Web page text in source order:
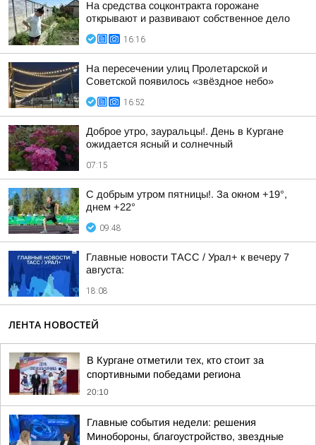
На средства соцконтракта горожане
открывают и развивают собственное дело
16:16
На пересечении улиц Пролетарской и
Советской появилось «звёздное небо»
16:52
Доброе утро, зауральцы!. День в Кургане
ожидается ясный и солнечный
07:15
С добрым утром пятницы!. За окном +19°,
днем +22°
09:48
Главные новости ТАСС / Урал+ к вечеру 7
августа:
18:08
ЛЕНТА НОВОСТЕЙ
В Кургане отметили тех, кто стоит за
спортивными победами региона
20:10
Главные события недели: решения
Минобороны, благоустройство, звездные